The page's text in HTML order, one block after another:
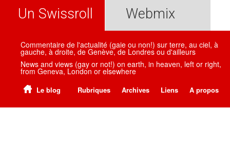
Un Swissroll Webmix
Commentaire de l'actualité (gaie ou non!) sur terre, au ciel, à
gauche, à droite, de Genève, de Londres ou d'ailleurs
News and views (gay or not!) on earth, in heaven, left or right,
from Geneva, London or elsewhere
Le blog Rubriques Archives Liens A propos